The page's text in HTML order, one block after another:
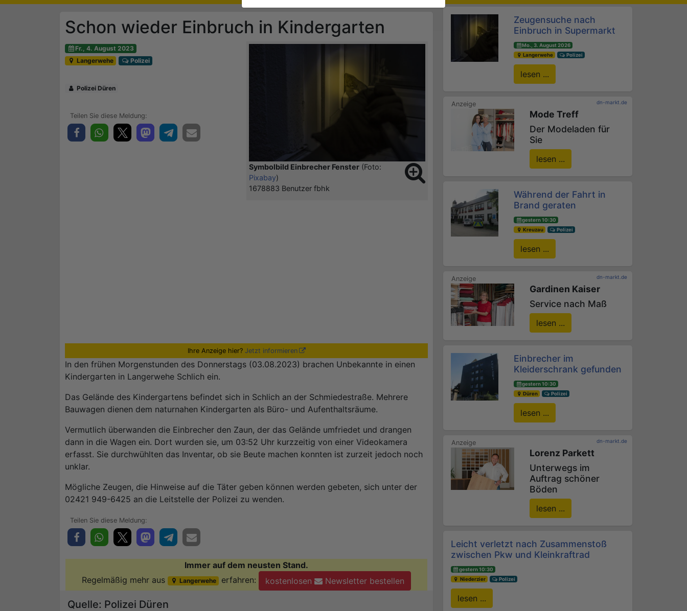
Schon wieder Einbruch in Kindergarten
Symbolbild Einbrecher Fenster (Foto:
Pixabay)
1678883 Benutzer fbhk
Fr., 4. August 2023
Langerwehe
Polizei
Polizei Düren
Ihre Anzeige hier? Jetzt informieren
In den frühen Morgenstunden des Donnerstags (03.08.2023) brachen Unbekannte in einen
Kindergarten in Langerwehe Schlich ein.
Das Gelände des Kindergartens befindet sich in Schlich an der Schmiedestraße. Mehrere
Bauwagen dienen dem naturnahen Kindergarten als Büro- und Aufenthaltsräume.
Vermutlich überwanden die Einbrecher den Zaun, der das Gelände umfriedet und drangen
dann in die Wagen ein. Dort wurden sie, um 03:52 Uhr kurzzeitig von einer Videokamera
erfasst. Sie durchwühlten das Inventar, ob sie Beute machen konnten ist zurzeit jedoch noch
unklar.
Mögliche Zeugen, die Hinweise auf die Täter geben können werden gebeten, sich unter der
02421 949-6425 an die Leitstelle der Polizei zu wenden.
Immer auf dem neusten Stand.
Regelmäßig mehr aus
Langerwehe erfahren: kostenlosen Newsletter bestellen
Quelle: Polizei Düren
Zeugensuche nach
Einbruch in Supermarkt
Mo., 3. August 2026
Langerwehe
Polizei
lesen ...
dn-markt.de
Mode Treff
Der Modeladen für
Sie
lesen ...
Während der Fahrt in
Brand geraten
gestern 10:30
Kreuzau
Polizei
lesen ...
dn-markt.de
Gardinen Kaiser
Service nach Maß
lesen ...
Einbrecher im
Kleiderschrank gefunden
gestern 10:30
Düren
Polizei
lesen ...
dn-markt.de
Lorenz Parkett
Unterwegs im
Auftrag schöner
Böden
lesen ...
Leicht verletzt nach Zusammenstoß
zwischen Pkw und Kleinkraftrad
gestern 10:30
Niederzier
Polizei
lesen ...